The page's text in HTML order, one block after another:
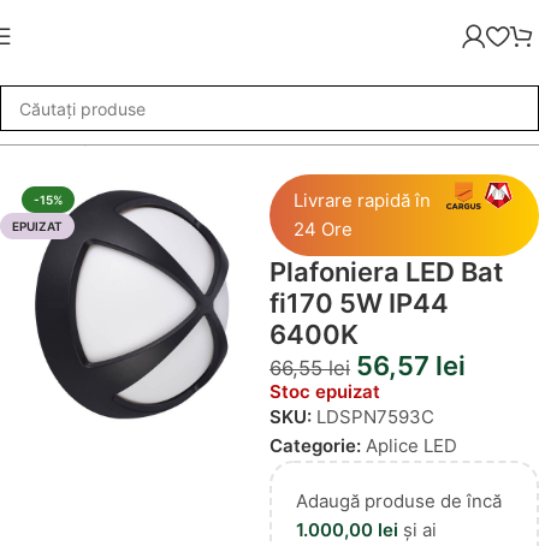
»Aplice LED»Plafoniera LED Bat fi170 5W IP44 6400K
-15%
EPUIZAT
Livrare rapidă în
24 Ore
Plafoniera LED Bat
fi170 5W IP44
6400K
66,55lei 56,57 lei
Stoc epuizat
SKU: LDSPN7593C
Categorie: Aplice LED
Adaugă produse de încă
1.000,00 lei și ai